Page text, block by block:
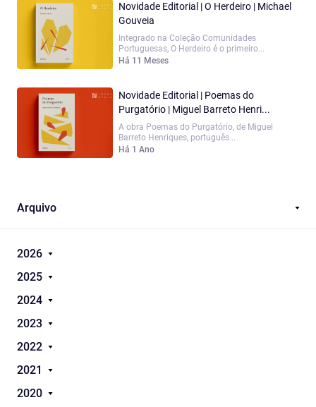
Novidade Editorial | O Herdeiro | Michael
Gouveia
Integrado na Coleção Comunidades
Portuguesas, O Herdeiro é o primeiro...
Há 11 Meses
Novidade Editorial | Poemas do
Purgatório | Miguel Barreto Henri...
A obra Poemas do Purgatório, de Miguel
Barreto Henriques, português...
Há 1 Ano
Arquivo
2026
2025
2024
2023
2022
2021
2020